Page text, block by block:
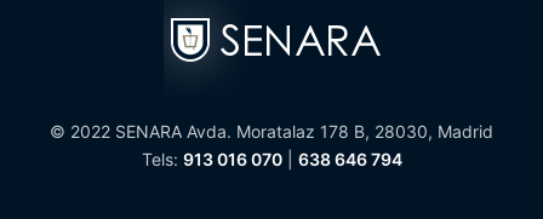
© 2022 SENARA Avda. Moratalaz 178 B, 28030, Madrid
Tels: 913 016 070| 638 646 794